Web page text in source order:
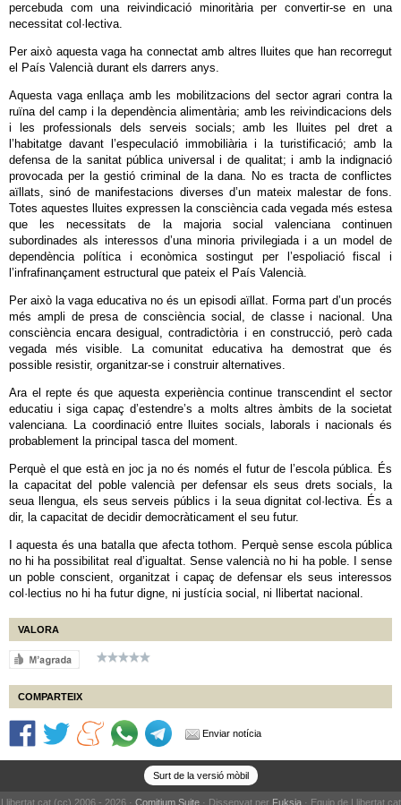
percebuda com una reivindicació minoritària per convertir-se en una
necessitat col·lectiva.
Per això aquesta vaga ha connectat amb altres lluites que han recorregut
el País Valencià durant els darrers anys.
Aquesta vaga enllaça amb les mobilitzacions del sector agrari contra la
ruïna del camp i la dependència alimentària; amb les reivindicacions dels
i les professionals dels serveis socials; amb les lluites pel dret a
l’habitatge davant l’especulació immobiliària i la turistificació; amb la
defensa de la sanitat pública universal i de qualitat; i amb la indignació
provocada per la gestió criminal de la dana. No es tracta de conflictes
aïllats, sinó de manifestacions diverses d’un mateix malestar de fons.
Totes aquestes lluites expressen la consciència cada vegada més estesa
que les necessitats de la majoria social valenciana continuen
subordinades als interessos d’una minoria privilegiada i a un model de
dependència política i econòmica sostingut per l’espoliació fiscal i
l’infrafinançament estructural que pateix el País Valencià.
Per això la vaga educativa no és un episodi aïllat. Forma part d’un procés
més ampli de presa de consciència social, de classe i nacional. Una
consciència encara desigual, contradictòria i en construcció, però cada
vegada més visible. La comunitat educativa ha demostrat que és
possible resistir, organitzar-se i construir alternatives.
Ara el repte és que aquesta experiència continue transcendint el sector
educatiu i siga capaç d’estendre’s a molts altres àmbits de la societat
valenciana. La coordinació entre lluites socials, laborals i nacionals és
probablement la principal tasca del moment.
Perquè el que està en joc ja no és només el futur de l’escola pública. És
la capacitat del poble valencià per defensar els seus drets socials, la
seua llengua, els seus serveis públics i la seua dignitat col·lectiva. És a
dir, la capacitat de decidir democràticament el seu futur.
I aquesta és una batalla que afecta tothom. Perquè sense escola pública
no hi ha possibilitat real d’igualtat. Sense valencià no hi ha poble. I sense
un poble conscient, organitzat i capaç de defensar els seus interessos
col·lectius no hi ha futur digne, ni justícia social, ni llibertat nacional.
VALORA
COMPARTEIX
Enviar notícia
Surt de la versió mòbil
Llibertat.cat (cc) 2006 - 2026 · Comitium Suite· Dissenyat per Fuksia· Equip de Llibertat.cat